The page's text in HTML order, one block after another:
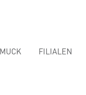
FILIALEN